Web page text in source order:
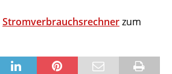
Stromverbrauchsrechnerzum